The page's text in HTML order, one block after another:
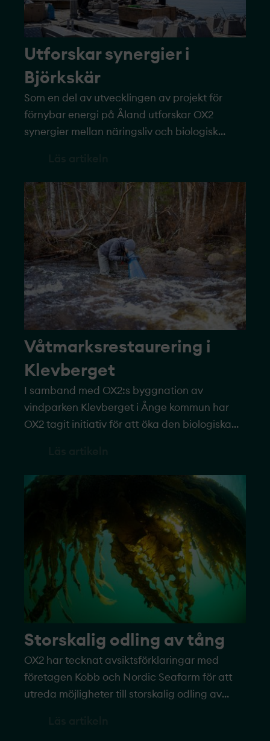
Utforskar synergier i
Björkskär
Som en del av utvecklingen av projekt­ för
förnybar energi på Åland utforskar OX2
synergier mellan näringsliv och biologisk
Våtmarksrestaurering i
Klevberget
I samband med OX2:s byggnation av
vindparken Klevberget i Ånge kommun har
OX2 tagit initiativ för att öka den biologiska
Storskalig odling av tång
OX2 har tecknat avsiktsförklaringar med
företagen Kobb och Nordic Seafarm för att
utreda möjligheter till storskalig odling av